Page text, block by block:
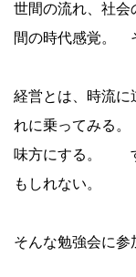
世間の流れ、社会
間の時代感覚。
経営とは、時流に
れに乗ってみる
味方にする。 す
もしれない。
そんな勉強会に参